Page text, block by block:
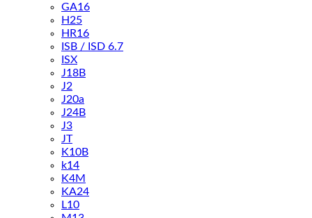
GA16
H25
HR16
ISB / ISD 6.7
ISX
J18B
J2
J20a
J24B
J3
JT
K10B
k14
K4M
KA24
L10